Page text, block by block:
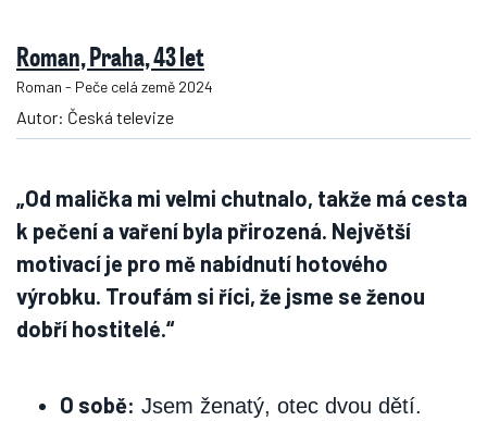
Roman, Praha, 43 let
Roman - Peče celá země 2024
Autor: Česká televize
„Od malička mi velmi chutnalo, takže má cesta
k pečení a vaření byla přirozená. Největší
motivací je pro mě nabídnutí hotového
výrobku. Troufám si říci, že jsme se ženou
dobří hostitelé.“
O sobě: Jsem ženatý, otec dvou dětí.